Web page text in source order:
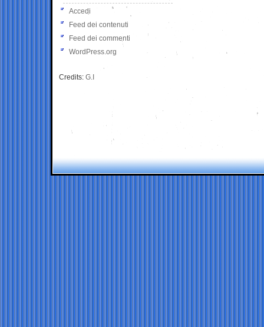
Accedi
Feed dei contenuti
Feed dei commenti
WordPress.org
Credits: G.I